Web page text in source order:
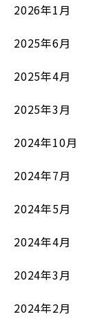
2026年1月
2025年6月
2025年4月
2025年3月
2024年10月
2024年7月
2024年5月
2024年4月
2024年3月
2024年2月